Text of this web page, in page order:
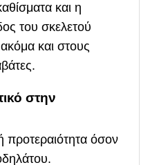
και η
του σκελετού
και στους
στην
προτεραιότητα όσον